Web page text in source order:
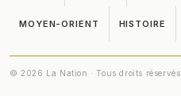
MOYEN-ORIENT HISTOIRE
© 2026 La Nation · Tous droits réservés